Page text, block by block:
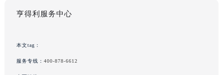
亨得利服务中心
本文tag：
服务专线： 400-878-6612